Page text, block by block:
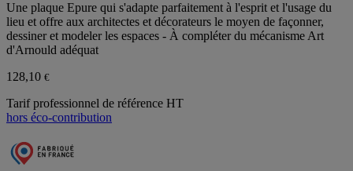
Une plaque Epure qui s'adapte parfaitement à l'esprit et l'usage du
lieu et offre aux architectes et décorateurs le moyen de façonner,
dessiner et modeler les espaces - À compléter du mécanisme Art
d'Arnould adéquat
128,10 €
Tarif professionnel de référence HT
hors éco-contribution